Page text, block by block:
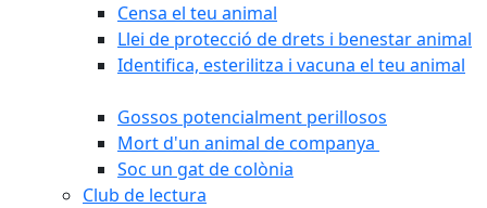
Censa el teu animal
Llei de protecció de drets i benestar animal
Identifica, esterilitza i vacuna el teu animal
Gossos potencialment perillosos
Mort d'un animal de companya
Soc un gat de colònia
Club de lectura